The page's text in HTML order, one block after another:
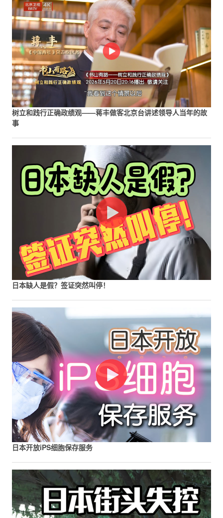
树立和践行正确政绩观——蒋丰做客北京台讲述领导人当年的故
事
日本缺人是假？签证突然叫停！
日本开放iPS细胞保存服务